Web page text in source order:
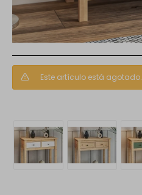
Este artículo está agotado.